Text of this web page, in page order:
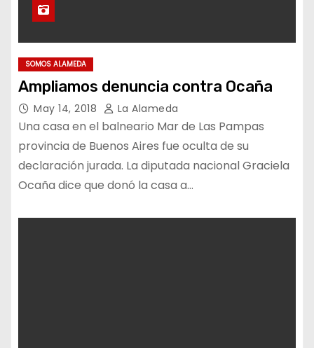
SOMOS ALAMEDA
Ampliamos denuncia contra Ocaña
May 14, 2018 La Alameda
Una casa en el balneario Mar de Las Pampas
provincia de Buenos Aires fue oculta de su
declaración jurada. La diputada nacional Graciela
Ocaña dice que donó la casa a…